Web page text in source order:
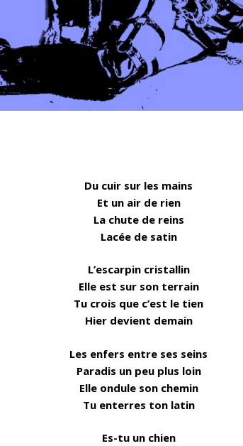
Du cuir sur les mains
Et un air de rien
La chute de reins
Lacée de satin
L’escarpin cristallin
Elle est sur son terrain
Tu crois que c’est le tien
Hier devient demain
Les enfers entre ses seins
Paradis un peu plus loin
Elle ondule son chemin
Tu enterres ton latin
Es-tu un chien